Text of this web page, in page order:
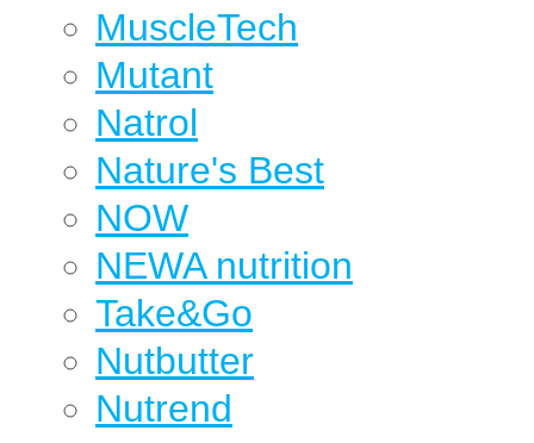
MuscleTech
Mutant
Natrol
Nature's Best
NOW
NEWA nutrition
Take&Go
Nutbutter
Nutrend